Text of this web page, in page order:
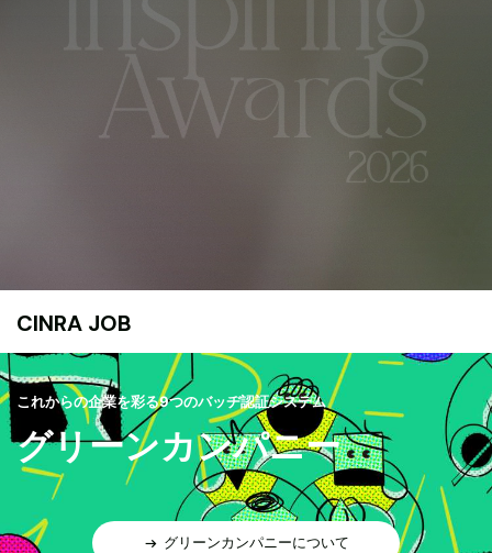
CINRA JOB
これからの企業を彩る9つのバッヂ認証システム
グリーンカンパニー
グリーンカンパニーについて